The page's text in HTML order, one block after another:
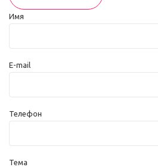
Имя
E-mail
Телефон
Тема